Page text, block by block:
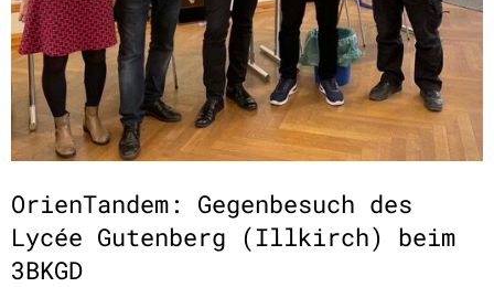
OrienTandem: Gegenbesuch des
Lycée Gutenberg (Illkirch) beim
3BKGD